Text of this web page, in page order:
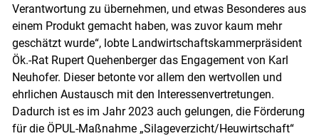
Skip to main content
Verantwortung zu übernehmen, und etwas Besonderes aus
einem Produkt gemacht haben, was zuvor kaum mehr
geschätzt wurde“, lobte Landwirtschaftskammerpräsident
Ök.-Rat Rupert Quehenberger das Engagement von Karl
Neuhofer. Dieser betonte vor allem den wertvollen und
ehrlichen Austausch mit den Interessenvertretungen.
Dadurch ist es im Jahr 2023 auch gelungen, die Förderung
für die ÖPUL-Maßnahme „Silageverzicht/Heuwirtschaft“